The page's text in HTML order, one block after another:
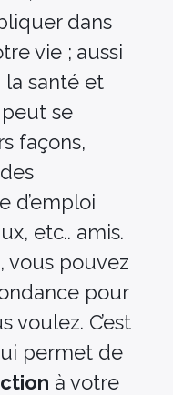
dans
vie ; aussi
la santé et
peut se
façons,
d’emploi
etc.. amis.
vous pouvez
pour
voulez. C’est
permet de
à votre